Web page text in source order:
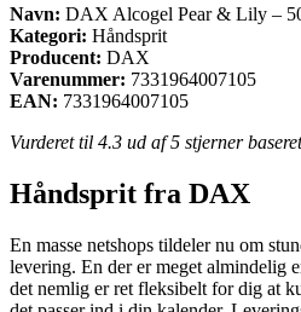
Navn: DAX Alcogel Pear & Lily –
Kategori: Håndsprit
Producent: DAX
Varenummer: 7331964007105
EAN: 7331964007105
Vurderet til 4.3 ud af 5 stjerner
Håndsprit fra DAX
En masse netshops tildeler nu om
levering. En der er meget almindelig
det nemlig er ret fleksibelt for dig at